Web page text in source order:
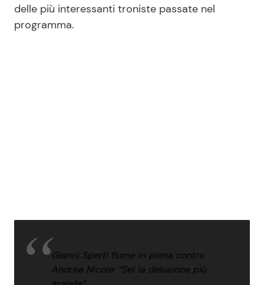
delle più interessanti troniste passate nel
programma.
Gianni Sperti fiume in piena contro
Andrea Nicole: “Sei la delusione più